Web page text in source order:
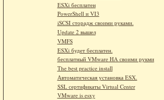
ESXi бесплатен
PowerShell и VI3
iSCSI сторадж своими руками.
Update 2 вышел
VMFS
ESXi будет бесплатен.
бесплатный VMware HA своими рукми
The best practice install
Автоматическая установка ESX.
SSL сертификаты Virtual Center
VMware is esxy